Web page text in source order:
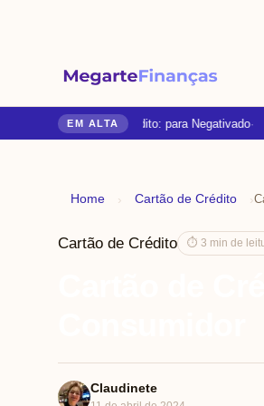
EM ALTA
Cartões de Crédito: para Negativado
Home › Cartão de Crédito ›
Cartão de Crédito ⏱ 3 min de
Claudinete